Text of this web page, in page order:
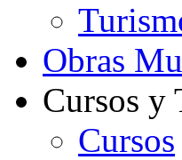
Obras
Cursos y
Cursos